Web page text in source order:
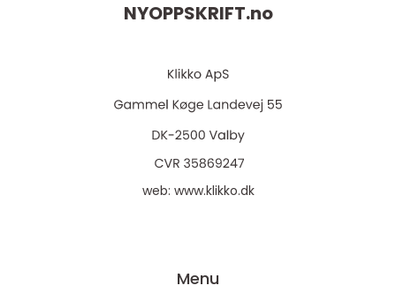
NYOPPSKRIFT.no
web: www.klikko.dk
Menu